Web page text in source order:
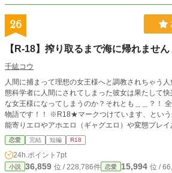
26
【R-18】搾り取るまで海に帰れません
千紘コウ
人間に捕まって理想の女王様へと調教されちゃう
態科学者に人間にされてしまった彼女は果たして
な女王様になってしまうのか？それとも＿＿？！ 全力おバカで下品な海のエロ
物語です！！ ※R18★マークつけています、というかほぼ全話エロです。 ※官
能寄りエロやアホエロ（ギャグエロ）や変態プレ
で終わらせていた話のため、Season２からちょっ
了承ください。ダブルヒーロー展開（両方最低）に
イはありません。 ※合わないなと感じたらそっと
イトノベルズ様にも掲載しています。 ◆大団円でハ
恋愛 完結 短編 R18
24h.ポイント 7pt
小説 36,859 位 / 228,786件 恋愛 15,994 位 /